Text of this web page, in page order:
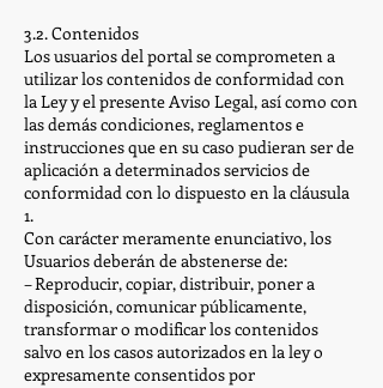
3.2. Contenidos
Los usuarios del portal se comprometen a
utilizar los contenidos de conformidad con
la Ley y el presente Aviso Legal, así como con
las demás condiciones, reglamentos e
instrucciones que en su caso pudieran ser de
aplicación a determinados servicios de
conformidad con lo dispuesto en la cláusula
1.
Con carácter meramente enunciativo, los
Usuarios deberán de abstenerse de:
– Reproducir, copiar, distribuir, poner a
disposición, comunicar públicamente,
transformar o modificar los contenidos
salvo en los casos autorizados en la ley o
expresamente consentidos por